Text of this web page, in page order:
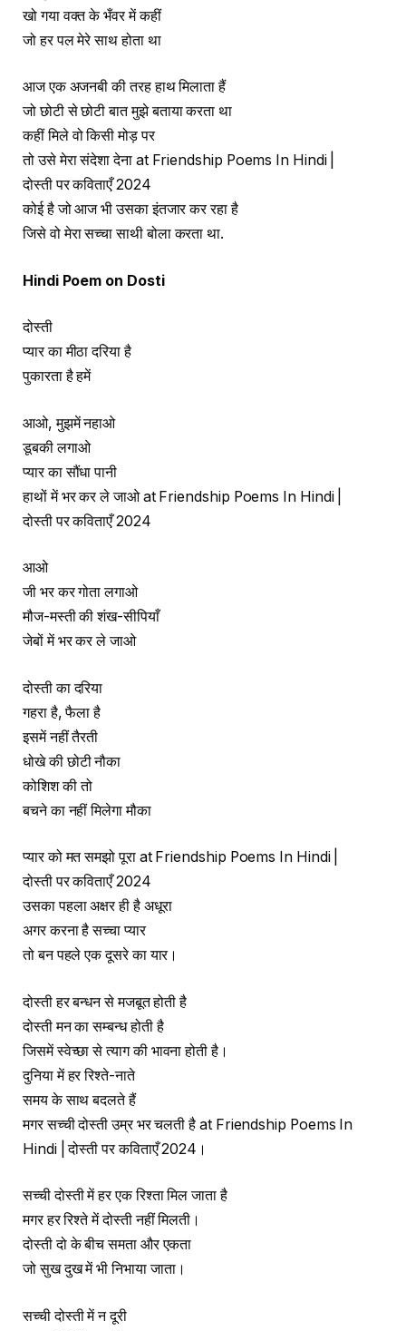
खो गया वक्त के भँवर में कहीं
जो हर पल मेरे साथ होता था
आज एक अजनबी की तरह हाथ मिलाता हैं
जो छोटी से छोटी बात मुझे बताया करता था
कहीं मिले वो किसी मोड़ पर
तो उसे मेरा संदेशा देना at Friendship Poems In Hindi |
दोस्ती पर कविताएँ 2024
कोई है जो आज भी उसका इंतजार कर रहा है
जिसे वो मेरा सच्चा साथी बोला करता था.
Hindi Poem on Dosti
दोस्ती
प्यार का मीठा दरिया है
पुकारता है हमें
आओ, मुझमें नहाओ
डूबकी लगाओ
प्यार का सौंधा पानी
हाथों में भर कर ले जाओ at Friendship Poems In Hindi |
दोस्ती पर कविताएँ 2024
आओ
जी भर कर गोता लगाओ
मौज-मस्ती की शंख-सीपियाँ
जेबों में भर कर ले जाओ
दोस्ती का दरिया
गहरा है, फैला है
इसमें नहीं तैरती
धोखे की छोटी नौका
कोशिश की तो
बचने का नहीं मिलेगा मौका
प्यार को मत समझो पूरा at Friendship Poems In Hindi |
दोस्ती पर कविताएँ 2024
उसका पहला अक्षर ही है अधूरा
अगर करना है सच्चा प्यार
तो बन पहले एक दूसरे का यार।
दोस्ती हर बन्धन से मजबूत होती है
दोस्ती मन का सम्बन्ध होती है
जिसमें स्वेच्छा से त्याग की भावना होती है।
दुनिया में हर रिश्ते-नाते
समय के साथ बदलते हैं
मगर सच्ची दोस्ती उम्र भर चलती है at Friendship Poems In
Hindi | दोस्ती पर कविताएँ 2024।
सच्ची दोस्ती में हर एक रिश्ता मिल जाता है
मगर हर रिश्ते में दोस्ती नहीं मिलती।
दोस्ती दो के बीच समता और एकता
जो सुख दुख में भी निभाया जाता।
सच्ची दोस्ती में न दूरी